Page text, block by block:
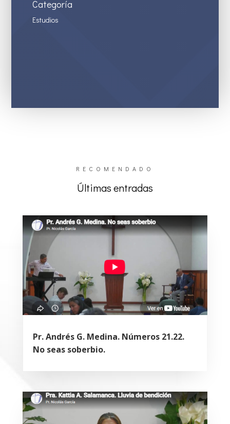
Categoría
Estudios
RECOMENDADO
Últimas entradas
Pr. Andrés G. Medina. Números 21.22.
No seas soberbio.